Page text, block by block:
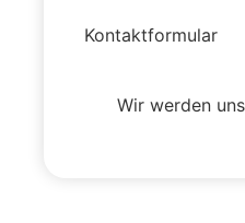
Kontaktformular
Wir werden